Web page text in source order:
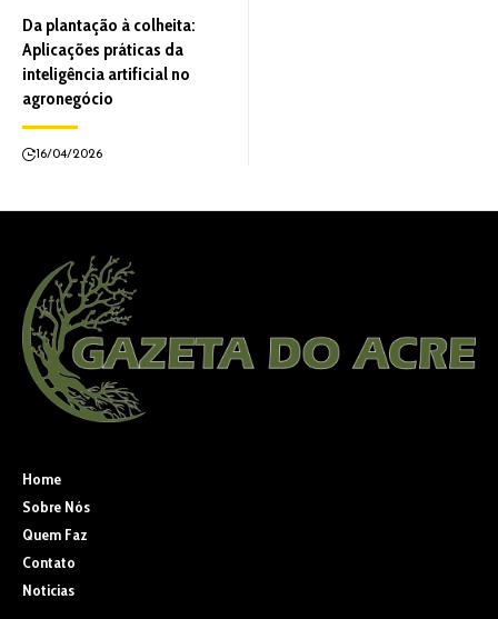
Da plantação à colheita:
Aplicações práticas da
inteligência artificial no
agronegócio
16/04/2026
Home
Sobre Nós
Quem Faz
Contato
Noticias